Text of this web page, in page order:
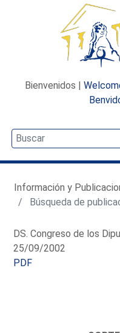
Bienvenidos |
Información y
Búsqueda de
DS. Congreso de los
25/09/2002
PDF